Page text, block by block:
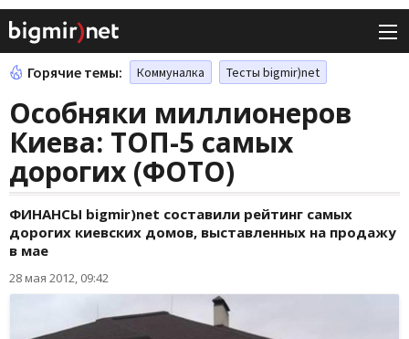
Горячие темы: Коммуналка Тесты bigmir)net
Особняки миллионеров
Киева: ТОП-5 самых
дорогих (ФОТО)
ФИНАНСЫ bigmir)net составили рейтинг самых
дорогих киевских домов, выставленных на продажу
в мае
28 мая 2012, 09:42